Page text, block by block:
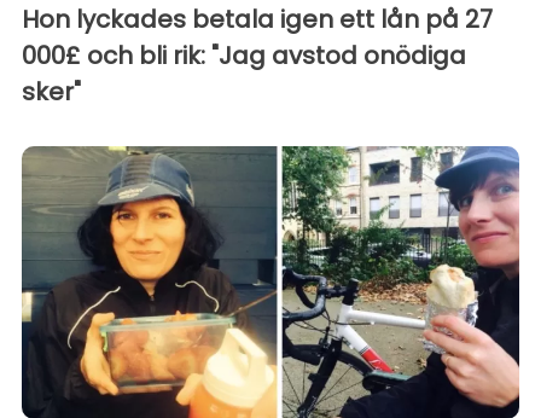
Hon lyckades betala igen ett lån på 27
000£ och bli rik: "Jag avstod onödiga
sker"